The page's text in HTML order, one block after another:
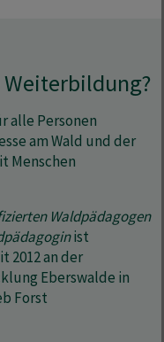
alle Personen
am Wald und der
Menschen
Waldpädagogen
ist
2012 an der
Eberswalde in
Forst